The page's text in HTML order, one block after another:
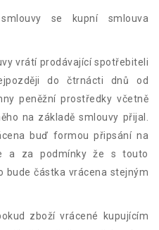
se kupní smlouva
vrátí prodávající spotřebiteli
do čtrnácti dnů od
peněžní prostředky včetně
na základě smlouvy přijal.
buď formou připsání na
a za podmínky že s touto
bude částka vrácena stejným
zboží vrácené kupujícím